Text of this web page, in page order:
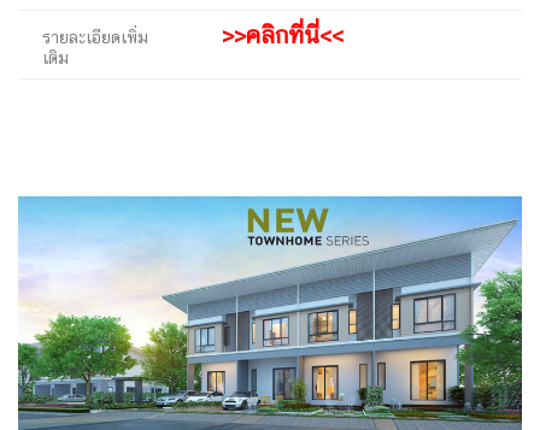
รายละเอียดเพิ่ม
เติม
>>คลิกที่นี่<<